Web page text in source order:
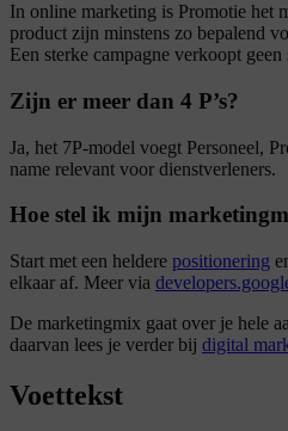
In online marketing is Promotie het
product zijn minstens zo bepalend
Een sterke campagne verkoopt
Zijn er meer dan 4 P’s?
Ja, het 7P-model voegt Personeel,
name relevant voor dienstverleners.
Hoe stel ik mijn
Start met een heldere positionering
elkaar af. Meer via
De marketingmix gaat over je hele
daarvan lees je verder bij digital
Voettekst